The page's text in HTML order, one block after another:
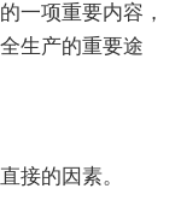
一项重要内容，
生产的重要途
接的因素。